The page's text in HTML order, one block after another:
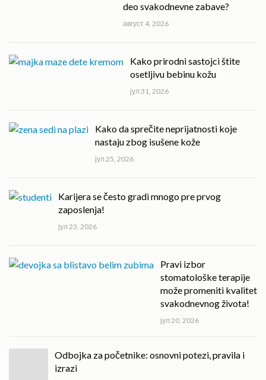
deo svakodnevne zabave?
август 4, 2026
Kako prirodni sastojci štite
osetljivu bebinu kožu
јул 31, 2026
Kako da sprečite neprijatnosti koje
nastaju zbog isušene kože
јул 25, 2026
Karijera se često gradi mnogo pre prvog
zaposlenja!
јул 23, 2026
Pravi izbor
stomatološke terapije
može promeniti kvalitet
svakodnevnog života!
јул 20, 2026
Odbojka za početnike: osnovni potezi, pravila i
izrazi